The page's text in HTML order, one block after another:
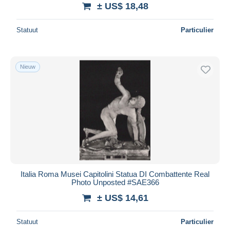
± US$ 18,48
Statuut Particulier
Nieuw
Italia Roma Musei Capitolini Statua DI Combattente Real
Photo Unposted #SAE366
± US$ 14,61
Statuut Particulier